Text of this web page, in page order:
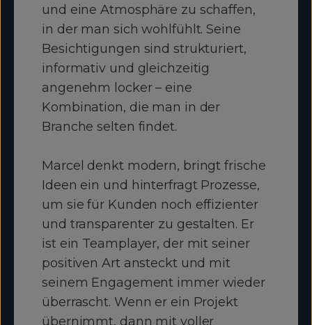
und eine Atmosphäre zu schaffen,
in der man sich wohlfühlt. Seine
Besichtigungen sind strukturiert,
informativ und gleichzeitig
angenehm locker – eine
Kombination, die man in der
Branche selten findet.
Marcel denkt modern, bringt frische
Ideen ein und hinterfragt Prozesse,
um sie für Kunden noch effizienter
und transparenter zu gestalten. Er
ist ein Teamplayer, der mit seiner
positiven Art ansteckt und mit
seinem Engagement immer wieder
überrascht. Wenn er ein Projekt
übernimmt, dann mit voller